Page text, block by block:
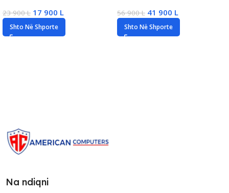
23 900L 17 900 L
Shto Në Shporte
56 900L 41 900 L
Shto Në Shporte
Na ndiqni